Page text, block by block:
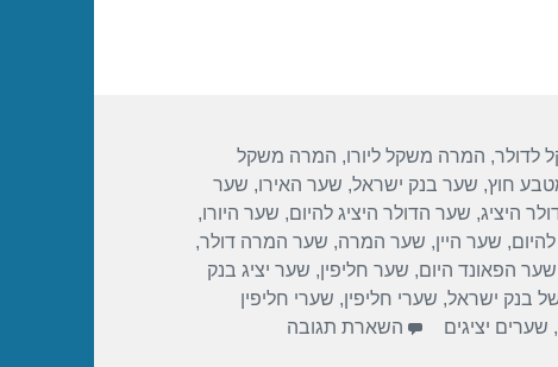
לדולר, המרה משקל ליורו, המרה משקל
חוץ, שער בנק ישראל, שער האירו, שער
היציג, שער הדולר היציג להיום, שער היורו,
, שער היין, שער המרה, שער המרה דולר,
שער הפאונד היום, שער חליפין, שער יציג בנק
בנק ישראל, שערי חליפין, שערי חליפין
, שערים יציגים השארת תגובה